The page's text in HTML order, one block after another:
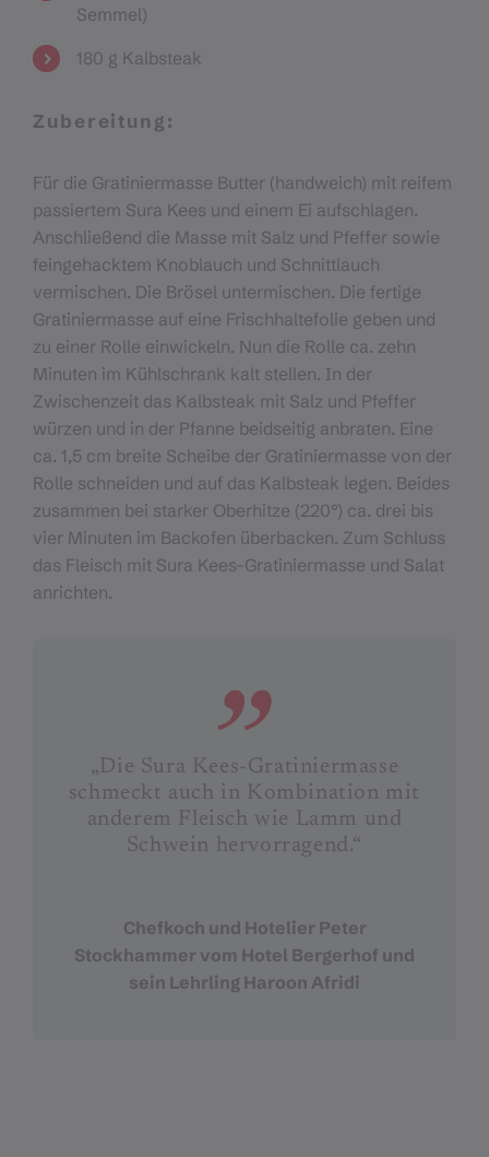
Semmel)
180 g Kalbsteak
Zubereitung:
Für die Gratiniermasse Butter (handweich) mit reifem
passiertem Sura Kees und einem Ei aufschlagen.
Anschließend die Masse mit Salz und Pfeffer sowie
feingehacktem Knoblauch und Schnittlauch
vermischen. Die Brösel untermischen. Die fertige
Gratiniermasse auf eine Frischhaltefolie geben und
zu einer Rolle einwickeln. Nun die Rolle ca. zehn
Minuten im Kühlschrank kalt stellen. In der
Zwischenzeit das Kalbsteak mit Salz und Pfeffer
würzen und in der Pfanne beidseitig anbraten. Eine
ca. 1,5 cm breite Scheibe der Gratiniermasse von der
Rolle schneiden und auf das Kalbsteak legen. Beides
zusammen bei starker Oberhitze (220°) ca. drei bis
vier Minuten im Backofen überbacken. Zum Schluss
das Fleisch mit Sura Kees-Gratiniermasse und Salat
anrichten.
„Die Sura Kees-Gratiniermasse
schmeckt auch in Kombination mit
anderem Fleisch wie Lamm und
Schwein hervorragend.“
Chefkoch und Hotelier Peter
Stockhammer vom Hotel Bergerhof und
sein Lehrling Haroon Afridi